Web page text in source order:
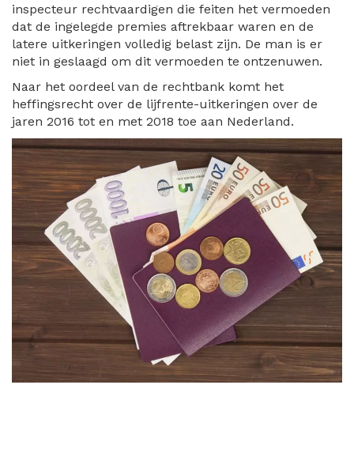
inspecteur rechtvaardigen die feiten het vermoeden
dat de ingelegde premies aftrekbaar waren en de
latere uitkeringen volledig belast zijn. De man is er
niet in geslaagd om dit vermoeden te ontzenuwen.
Naar het oordeel van de rechtbank komt het
heffingsrecht over de lijfrente-uitkeringen over de
jaren 2016 tot en met 2018 toe aan Nederland.